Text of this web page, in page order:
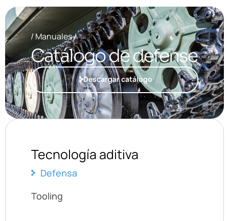
/ Manuales /
Catálogo de defense
Descargar catálogo
Tecnología aditiva
Defensa
Tooling